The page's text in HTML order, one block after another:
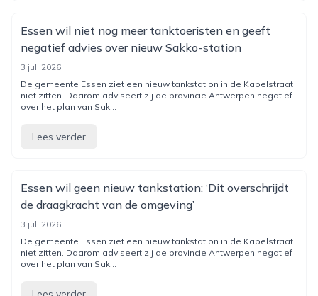
Essen wil niet nog meer tanktoeristen en geeft
negatief advies over nieuw Sakko-station
3 jul. 2026
De gemeente Essen ziet een nieuw tankstation in de Kapelstraat
niet zitten. Daarom adviseert zij de provincie Antwerpen negatief
over het plan van Sak...
Lees verder
Essen wil geen nieuw tankstation: ‘Dit overschrijdt
de draagkracht van de omgeving’
3 jul. 2026
De gemeente Essen ziet een nieuw tankstation in de Kapelstraat
niet zitten. Daarom adviseert zij de provincie Antwerpen negatief
over het plan van Sak...